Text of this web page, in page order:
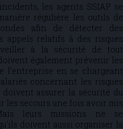
les agents SSIAP se
régulière les outils de
afin de détecter des
appels relatifs à des risques
à la sécurité de tout
également prévenir les
l’entreprise en se chargeant
concernant les risques
doivent assurer la sécurité du
les secours une fois avoir mis
leurs missions ne se
doivent aussi organiser la